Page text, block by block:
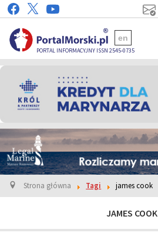
PORTAL INFORMACYJNY ISSN 2545-0735
en
Strona główna Tagi james cook
JAMES COOK